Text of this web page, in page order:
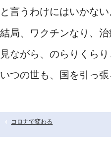
と言うわけにはいかない
結局、ワクチンなり、
見ながら、のらりくら
いつの世も、国を引っ張
コロナで変わる